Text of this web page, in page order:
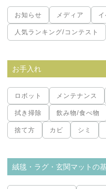
お知らせ メディア
人気ランキング/コンテスト
お手入れ
ロボット メンテナンス
拭き掃除 飲み物/食べ物
捨て方 カビ シミ
絨毯・ラグ・玄関マットの